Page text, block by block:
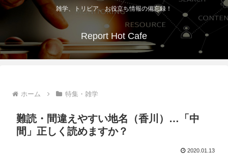
雑学、トリビア、お役立ち情報の備忘録！
Report Hot Cafe
ホーム 特集・雑学
難読・間違えやすい地名（香川）…「中
間」正しく読めますか？
2020.01.13